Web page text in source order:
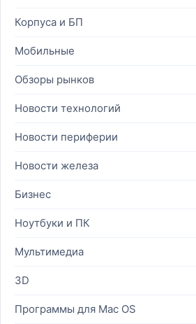
Корпуса и БП
Мобильные
Обзоры рынков
Новости технологий
Новости периферии
Новости железа
Бизнес
Ноутбуки и ПК
Мультимедиа
3D
Программы для Mac OS